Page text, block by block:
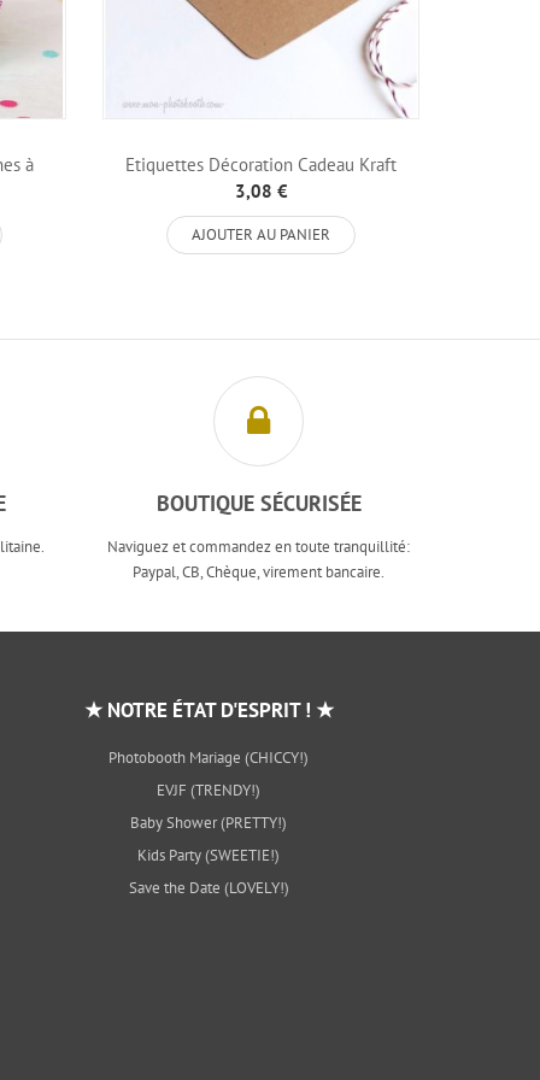
à
Etiquettes Décoration Cadeau Kraft
Etoile...
3,08 €
AJOUTER AU PANIER
BOUTIQUE SÉCURISÉE
Naviguez et commandez en toute tranquillité:
Paypal, CB, Chèque, virement bancaire.
★ NOTRE ÉTAT D'ESPRIT ! ★
Photobooth Mariage (CHICCY!)
EVJF (TRENDY!)
Baby Shower (PRETTY!)
Kids Party (SWEETIE!)
Save the Date (LOVELY!)